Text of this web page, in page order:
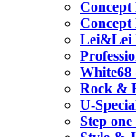
Concept
Concept
Lei&Lei
Rock &
U-
Step one